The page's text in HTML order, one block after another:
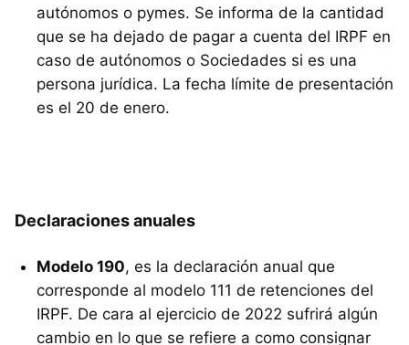
autónomos o pymes. Se informa de la cantidad
que se ha dejado de pagar a cuenta del IRPF en
caso de autónomos o Sociedades si es una
persona jurídica. La fecha límite de presentación
es el 20 de enero.
Declaraciones anuales
Modelo 190, es la declaración anual que
corresponde al modelo 111 de retenciones del
IRPF. De cara al ejercicio de 2022 sufrirá algún
cambio en lo que se refiere a como consignar